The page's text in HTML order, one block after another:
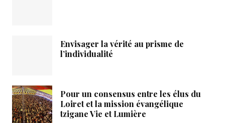
Envisager la vérité au prisme de
l’individualité
Pour un consensus entre les élus du
Loiret et la mission évangélique
tzigane Vie et Lumière